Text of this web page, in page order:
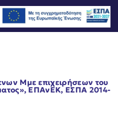
Μμε επιχειρήσεων του
ΕΠΑνΕΚ, ΕΣΠΑ 2014-